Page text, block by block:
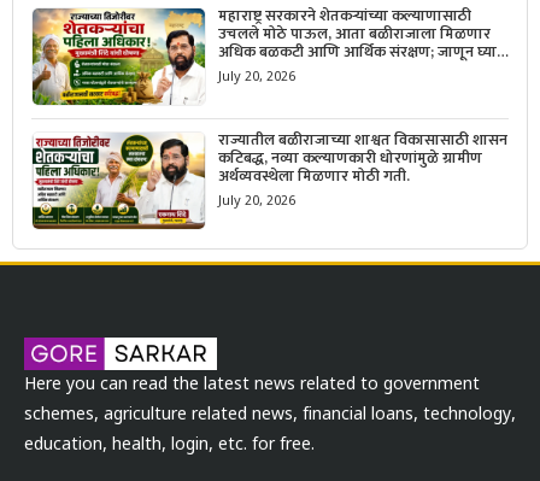
महाराष्ट्र सरकारने शेतकऱ्यांच्या कल्याणासाठी
उचलले मोठे पाऊल, आता बळीराजाला मिळणार
अधिक बळकटी आणि आर्थिक संरक्षण; जाणून घ्या
सरकारचा नवा संकल्प.
July 20, 2026
राज्यातील बळीराजाच्या शाश्वत विकासासाठी शासन
कटिबद्ध, नव्या कल्याणकारी धोरणांमुळे ग्रामीण
अर्थव्यवस्थेला मिळणार मोठी गती.
July 20, 2026
Here you can read the latest news related to government
schemes, agriculture related news, financial loans, technology,
education, health, login, etc. for free.